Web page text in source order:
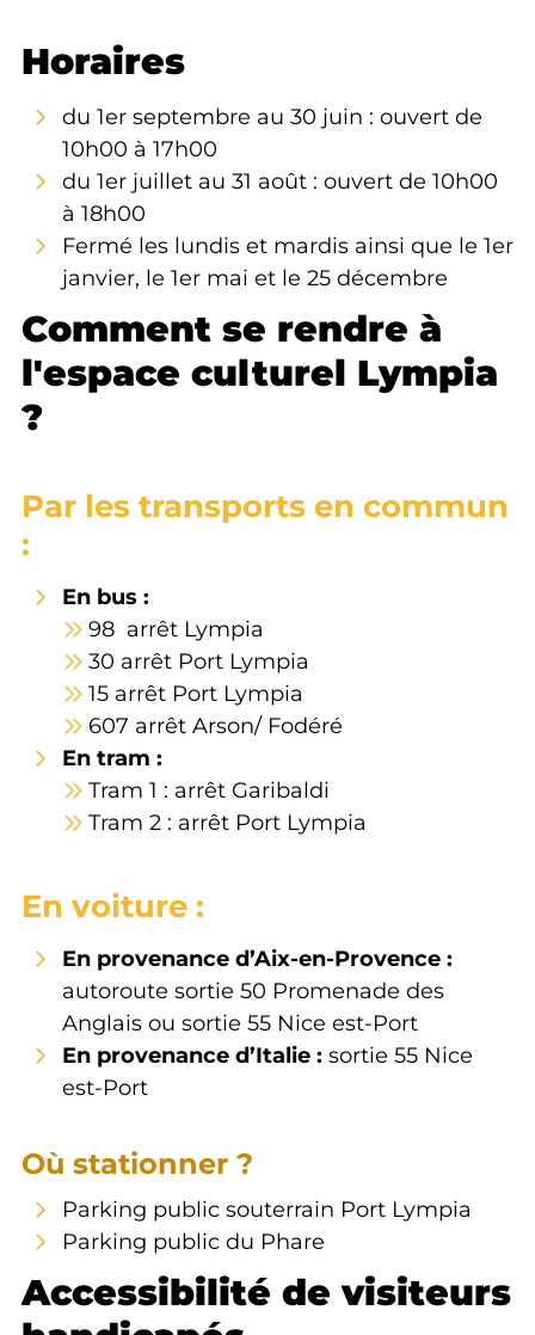
Horaires
du 1er septembre au 30 juin : ouvert de
10h00 à 17h00
du 1er juillet au 31 août : ouvert de 10h00
à 18h00
Fermé les lundis et mardis ainsi que le 1er
janvier, le 1er mai et le 25 décembre
Comment se rendre à
l'espace culturel Lympia
?
Par les transports en commun
:
En bus :
98 arrêt Lympia
30 arrêt Port Lympia
15 arrêt Port Lympia
607 arrêt Arson/ Fodéré
En tram :
Tram 1 : arrêt Garibaldi
Tram 2 : arrêt Port Lympia
En voiture :
En provenance d’Aix-en-Provence :
autoroute sortie 50 Promenade des
Anglais ou sortie 55 Nice est-Port
En provenance d’Italie : sortie 55 Nice
est-Port
Où stationner ?
Parking public souterrain Port Lympia
Parking public du Phare
Accessibilité de visiteurs